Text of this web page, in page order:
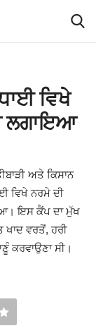
ਵਿਖੇ
ਲਗਾਇਆ
ਅਤੇ ਕਿਸਾਨ
ਵਿਖੇ ਨਰਮੇ ਦੀ
ਇਸ ਕੈਂਪ ਦਾ ਮੁੱਖ
ਖਾਦ ਵਰਤੋਂ, ਹਰੀ
ਕਰਵਾਉਣਾ ਸੀ।